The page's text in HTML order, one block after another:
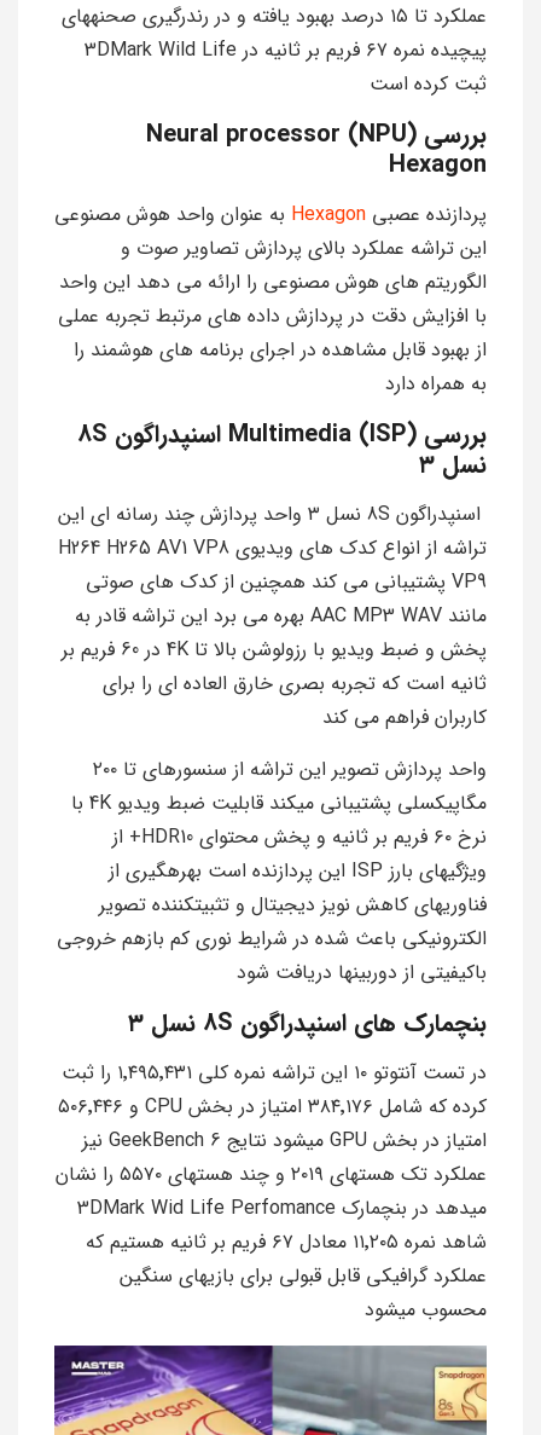
عملکرد تا ۱۵ درصد بهبود یافته و در رندرگیری صحنههای
پیچیده نمره ۶۷ فریم بر ثانیه در 3DMark Wild Life
ثبت کرده است
بررسی Neural processor (NPU)
Hexagon
پردازنده عصبي Hexagon به عنوان واحد هوش مصنوعي
اين تراشه عملكرد بالاي پردازش تصاوير صوت و
الگوريتم هاي هوش مصنوعي را ارائه مي دهد اين واحد
با افزايش دقت در پردازش داده هاي مرتبط تجربه عملي
از بهبود قابل مشاهده در اجراي برنامه هاي هوشمند را
به همراه دارد
بررسی Multimedia (ISP) اسنپدراگون 8S
نسل ۳
اسنپدراگون 8S نسل ۳ واحد پردازش چند رسانه اي اين
تراشه از انواع كدك هاي ويديوي H264 H265 AV1 VP8
VP9 پشتيباني مي كند همچنين از كدك هاي صوتي
مانند AAC MP3 WAV بهره مي برد اين تراشه قادر به
پخش و ضبط ويديو با رزولوشن بالا تا 4K در 60 فريم بر
ثانيه است كه تجربه بصري خارق العاده اي را براي
کاربران فراهم مي كند
واحد پردازش تصویر این تراشه از سنسورهای تا ۲۰۰
مگاپیکسلی پشتیبانی میکند قابلیت ضبط ویدیو 4K با
نرخ ۶۰ فریم بر ثانیه و پخش محتوای HDR10+ از
ویژگیهای بارز ISP این پردازنده است بهرهگیری از
فناوریهای کاهش نویز دیجیتال و تثبیتکننده تصویر
الکترونیکی باعث شده در شرایط نوری کم بازهم خروجی
باکیفیتی از دوربینها دریافت شود
بنچمارک های اسنپدراگون 8S نسل ۳
در تست آنتوتو ۱۰ این تراشه نمره کلی ۱٬۴۹۵٬۴۳۱ را ثبت
کرده که شامل ۳۸۴٬۱۷۶ امتیاز در بخش CPU و ۵۰۶٬۴۴۶
امتیاز در بخش GPU میشود نتایج GeekBench 6 نیز
عملکرد تک هستهای ۲۰۱۹ و چند هستهای ۵۵۷۰ را نشان
میدهد در بنچمارک 3DMark Wid Life Perfomance
شاهد نمره ۱۱٬۲۰۵ معادل ۶۷ فریم بر ثانیه هستیم که
عملکرد گرافیکی قابل قبولی برای بازیهای سنگین
محسوب میشود